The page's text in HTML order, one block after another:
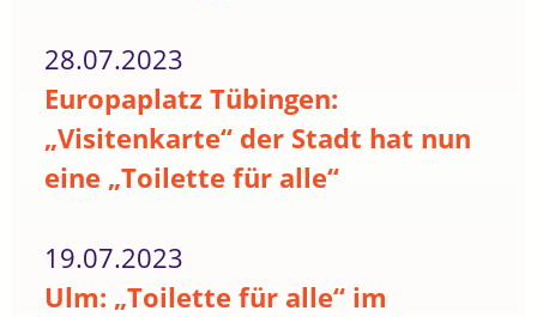
28.07.2023
Europaplatz Tübingen:
„Visitenkarte“ der Stadt hat nun
eine „Toilette für alle“
19.07.2023
Ulm: „Toilette für alle“ im